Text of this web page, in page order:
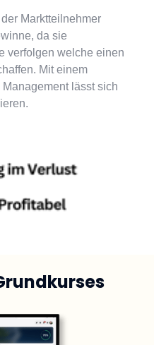
Marktteilnehmer
da sie
verfolgen welche einen
Mit einem
lässt sich